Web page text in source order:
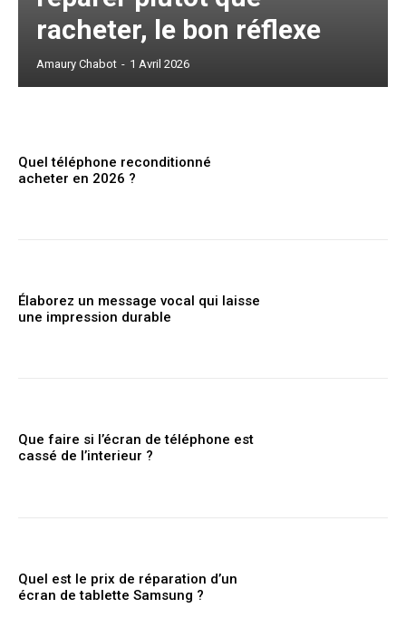
racheter, le bon réflexe
Amaury Chabot - 1 Avril 2026
Quel téléphone reconditionné
acheter en 2026 ?
Élaborez un message vocal qui laisse
une impression durable
Que faire si l’écran de téléphone est
cassé de l’interieur ?
Quel est le prix de réparation d’un
écran de tablette Samsung ?